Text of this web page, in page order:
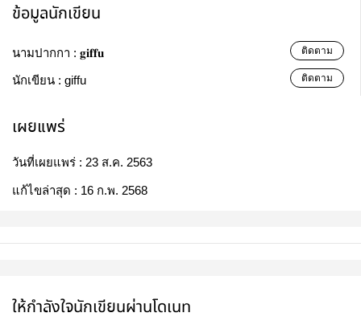
ข้อมูลนักเขียน
นามปากกา : 𝐠𝐢𝐟𝐟𝐮 ติดตาม
นักเขียน : giffu ติดตาม
เผยแพร่
วันที่เผยแพร่ : 23 ส.ค. 2563
แก้ไขล่าสุด : 16 ก.พ. 2568
ให้กำลังใจนักเขียนผ่านโดเนท